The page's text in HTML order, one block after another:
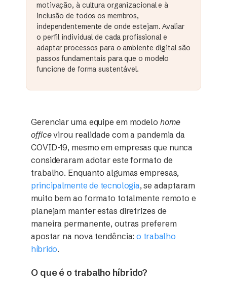
motivação, à cultura organizacional e à
inclusão de todos os membros,
independentemente de onde estejam. Avaliar
o perfil individual de cada profissional e
adaptar processos para o ambiente digital são
passos fundamentais para que o modelo
funcione de forma sustentável.
Gerenciar uma equipe em modelo home
officevirou realidade com a pandemia da
COVID-19, mesmo em empresas que nunca
consideraram adotar este formato de
trabalho. Enquanto algumas empresas,
principalmente de tecnologia, se adaptaram
muito bem ao formato totalmente remoto e
planejam manter estas diretrizes de
maneira permanente, outras preferem
apostar na nova tendência:o trabalho
híbrido.
O que é o trabalho híbrido?